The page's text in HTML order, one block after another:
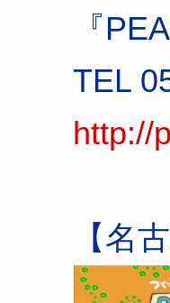
『
TEL
http://
【名